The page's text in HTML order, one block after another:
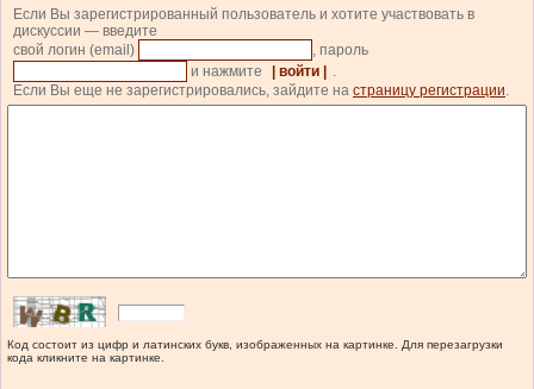
Если Вы зарегистрированный пользователь и хотите участвовать в
дискуссии — введите
свой логин (email)
, пароль
и нажмите
| войти |
.
Если Вы еще не зарегистрировались, зайдите на страницу регистрации.
Код состоит из цифр и латинских букв, изображенных на картинке. Для перезагрузки
кода кликните на картинке.